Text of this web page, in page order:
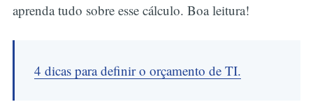
aprenda tudo sobre esse cálculo. Boa leitura!
4 dicas para definir o orçamento de TI.